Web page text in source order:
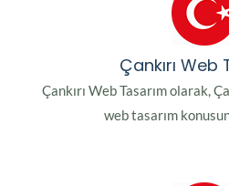
Çankırı Web
Çankırı Web Tasarım olarak,
web tasarım